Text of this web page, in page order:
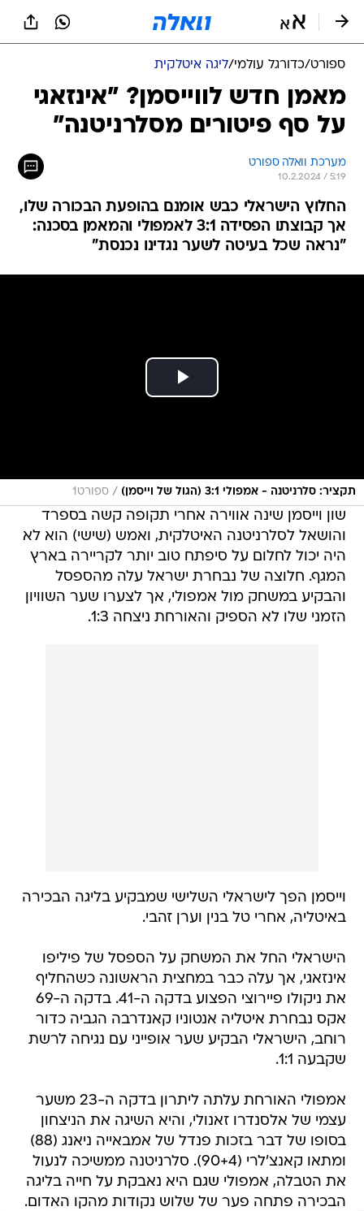
ספורט/כדורגל עולמי/ליגה איטלקית
מאמן חדש לווייסמן? "אינזאגי
על סף פיטורים מסלרניטנה"
מערכת וואלה ספורט
10.2.2024 / 5:19
החלוץ הישראלי כבש אומנם בהופעת הבכורה שלו,
אך קבוצתו הפסידה 3:1 לאמפולי והמאמן בסכנה:
"נראה שכל בעיטה לשער נגדינו נכנסת"
תקציר: סלרניטנה - אמפולי 3:1 (הגול של וייסמן) / ספורט1
שון וייסמן שינה אווירה אחרי תקופה קשה בספרד
והושאל לסלרניטנה האיטלקית, ואמש (שישי) הוא לא
היה יכול לחלום על סיפתח טוב יותר לקריירה בארץ
המגף. חלוצה של נבחרת ישראל עלה מהספסל
והבקיע במשחק מול אמפולי, אך לצערו שער השוויון
הזמני שלו לא הספיק והאורחת ניצחה 1:3.
וייסמן הפך לישראלי השלישי שמבקיע בליגה הבכירה
באיטליה, אחרי טל בנין וערן זהבי.
הישראלי החל את המשחק על הספסל של פיליפו
אינזאגי, אך עלה כבר במחצית הראשונה כשהחליף
את ניקולו פיירוצי הפצוע בדקה ה-41. בדקה ה-69
אקס נבחרת איטליה אנטוניו קאנדרבה הגביה כדור
רוחב, הישראלי הבקיע שער אופייני עם נגיחה לרשת
שקבעה 1:1.
אמפולי האורחת עלתה ליתרון בדקה ה-23 משער
עצמי של אלסנדרו זאנולי, והיא השיגה את הניצחון
בסופו של דבר בזכות פנדל של אמבאייה ניאנג (88)
ומתאו קאנצ'לרי (90+4). סלרניטנה ממשיכה לנעול
את הטבלה, אמפולי שגם היא נאבקת על חייה בליגה
הבכירה פתחה פער של שלוש נקודות מהקו האדום.